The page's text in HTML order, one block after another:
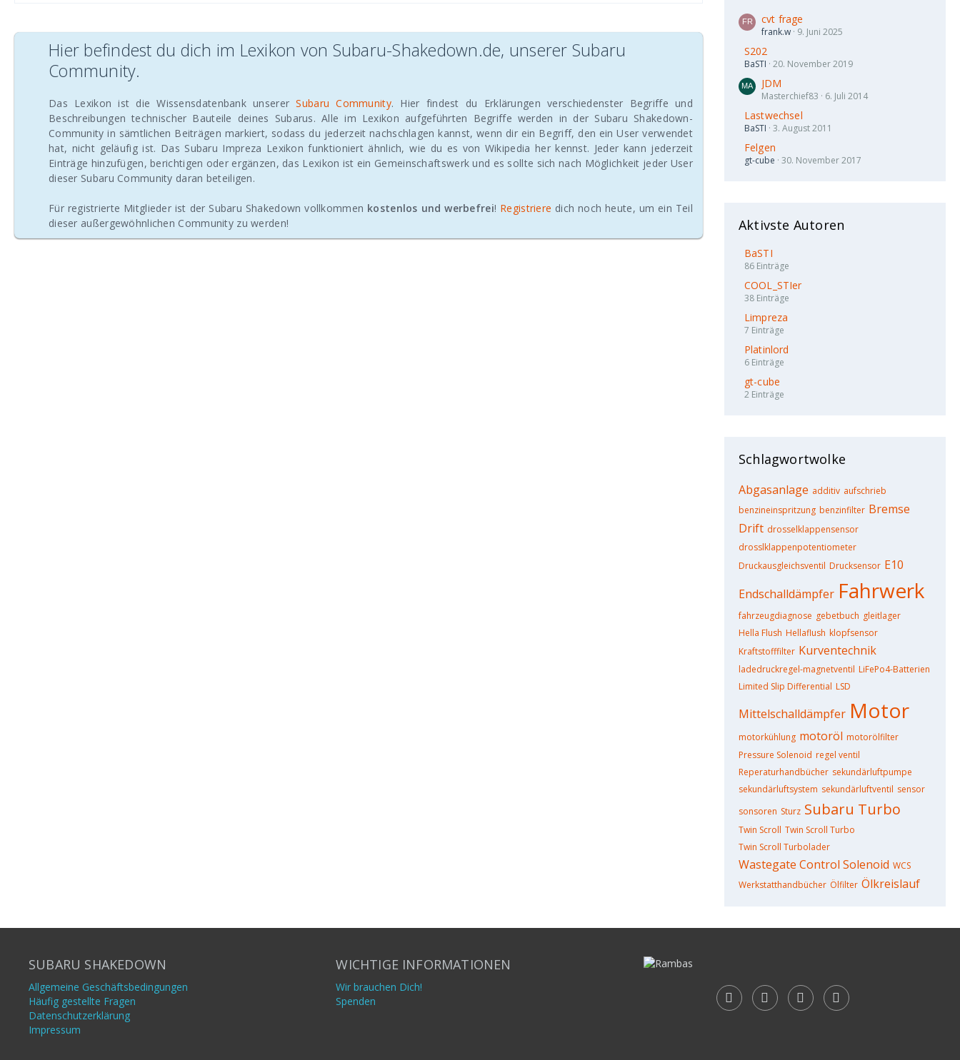
Hier befindest du dich im Lexikon von Subaru-Shakedown.de, unserer Subaru
Community.
Das Lexikon ist die Wissensdatenbank unsererSubaru Community. Hier findest du Erklärungen verschiedenster Begriffe und
Beschreibungen technischer Bauteile deines Subarus. Alle im Lexikon aufgeführten Begriffe werden in der Subaru Shakedown-
Community in sämtlichen Beiträgen markiert, sodass du jederzeit nachschlagen kannst, wenn dir ein Begriff, den ein User verwendet
hat, nicht geläufig ist. Das Subaru Impreza Lexikon funktioniert ähnlich, wie du es von Wikipedia her kennst. Jeder kann jederzeit
Einträge hinzufügen, berichtigen oder ergänzen, das Lexikon ist ein Gemeinschaftswerk und es sollte sich nach Möglichkeit jeder User
dieser Subaru Community daran beteiligen.
Für registrierte Mitglieder ist der Subaru Shakedown vollkommen kostenlos und werbefrei! Registriere dich noch heute, um ein Teil
dieser außergewöhnlichen Community zu werden!
cvt frage
frank.w 9. Juni 2025
S202
BaSTI 20. November 2019
JDM
Masterchief83 6. Juli 2014
Lastwechsel
BaSTI 3. August 2011
Felgen
gt-cube 30. November 2017
Aktivste Autoren
BaSTI
86 Einträge
COOL_STIer
38 Einträge
Limpreza
7 Einträge
Platinlord
6 Einträge
gt-cube
2 Einträge
Schlagwortwolke
Abgasanlage additiv aufschrieb
benzineinspritzung benzinfilter Bremse
Drift drosselklappensensor
drosslklappenpotentiometer
Druckausgleichsventil Drucksensor E10
Endschalldämpfer Fahrwerk
fahrzeugdiagnose gebetbuch gleitlager
Hella Flush Hellaflush klopfsensor
Kraftstofffilter Kurventechnik
ladedruckregel-magnetventil LiFePo4-Batterien
Limited Slip Differential LSD
Mittelschalldämpfer Motor
motorkühlung motoröl motorölfilter
Pressure Solenoid regel ventil
Reperaturhandbücher sekundärluftpumpe
sekundärluftsystem sekundärluftventil sensor
sonsoren Sturz Subaru Turbo
Twin Scroll Twin Scroll Turbo
Twin Scroll Turbolader
Wastegate Control Solenoid WCS
Werkstatthandbücher Ölfilter Ölkreislauf
SUBARU SHAKEDOWN
Allgemeine Geschäftsbedingungen
Häufig gestellte Fragen
Datenschutzerklärung
Impressum
WICHTIGE INFORMATIONEN
Wir brauchen Dich!
Spenden